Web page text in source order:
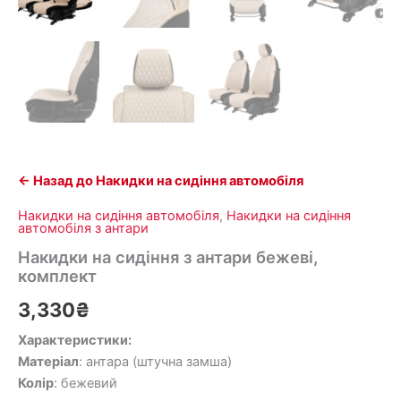
← Назад до Накидки на сидіння автомобіля
Накидки на сидіння автомобіля, Накидки на сидіння
автомобіля з антари
Накидки на сидіння з антари бежеві,
комплект
3,330₴
Характеристики:
Матеріал: антара (штучна замша)
Колір: бежевий